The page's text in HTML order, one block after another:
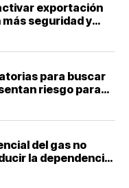
exportación
más seguridad y
para buscar
riesgo para
del gas no
la dependencia